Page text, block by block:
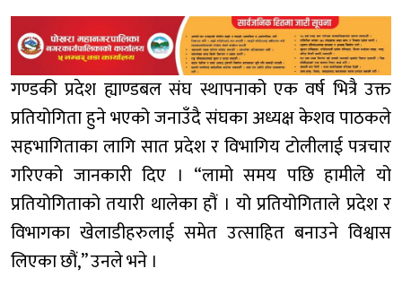
गण्डकी प्रदेश ह्याण्डबल संघ स्थापनाको एक वर्ष भित्रै उक्त
प्रतियोगिता हुने भएको जनाउँदै संघका अध्यक्ष केशव पाठकले
सहभागिताका लागि सात प्रदेश र विभागिय टोलीलाई पत्रचार
गरिएको जानकारी दिए । “लामो समय पछि हामीले यो
प्रतियोगिताको तयारी थालेका हौं । यो प्रतियोगिताले प्रदेश र
विभागका खेलाडीहरुलाई समेत उत्साहित बनाउने विश्वास
लिएका छौं,” उनले भने ।